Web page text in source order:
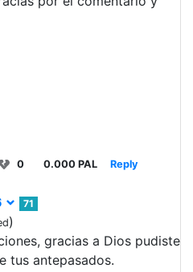
0 0.000 PAL Reply
71
)
gracias a Dios pudiste
tus antepasados.